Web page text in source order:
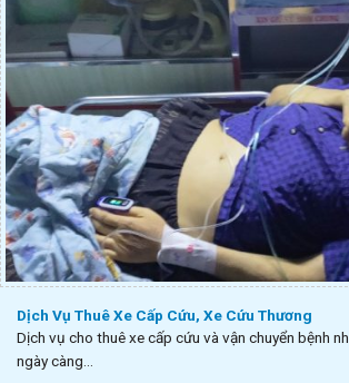
Dịch Vụ Thuê Xe Cấp Cứu, Xe Cứu Thương
Dịch vụ cho thuê xe cấp cứu và vận chuyển bệnh
ngày càng...